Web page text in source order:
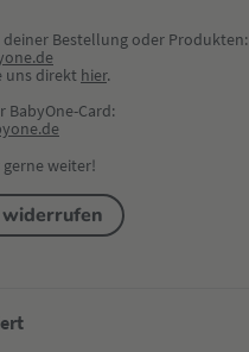
deiner Bestellung oder Produkten:
uns direkt hier.
BabyOne-Card:
weiter!